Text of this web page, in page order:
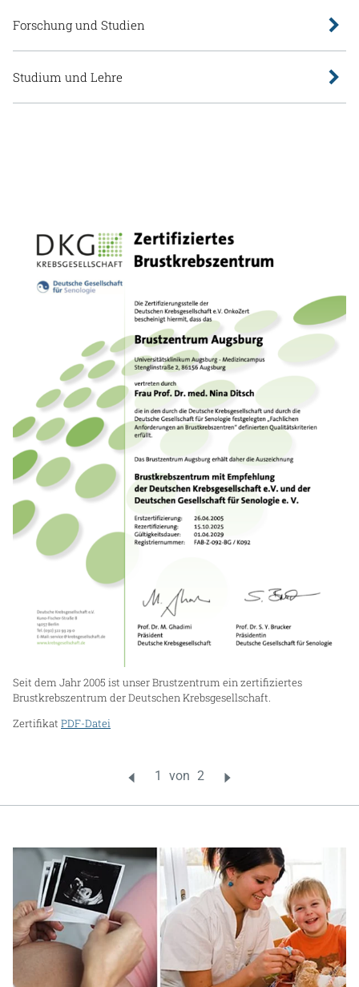
Forschung und Studien
Studium und Lehre
Seit dem Jahr 2005 ist unser Brustzentrum ein zertifiziertes
Brustkrebszentrum der Deutschen Krebsgesellschaft.
Zertifikat PDF-Datei